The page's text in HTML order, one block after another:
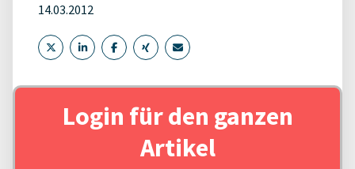
14.03.2012
Login für den ganzen
Artikel